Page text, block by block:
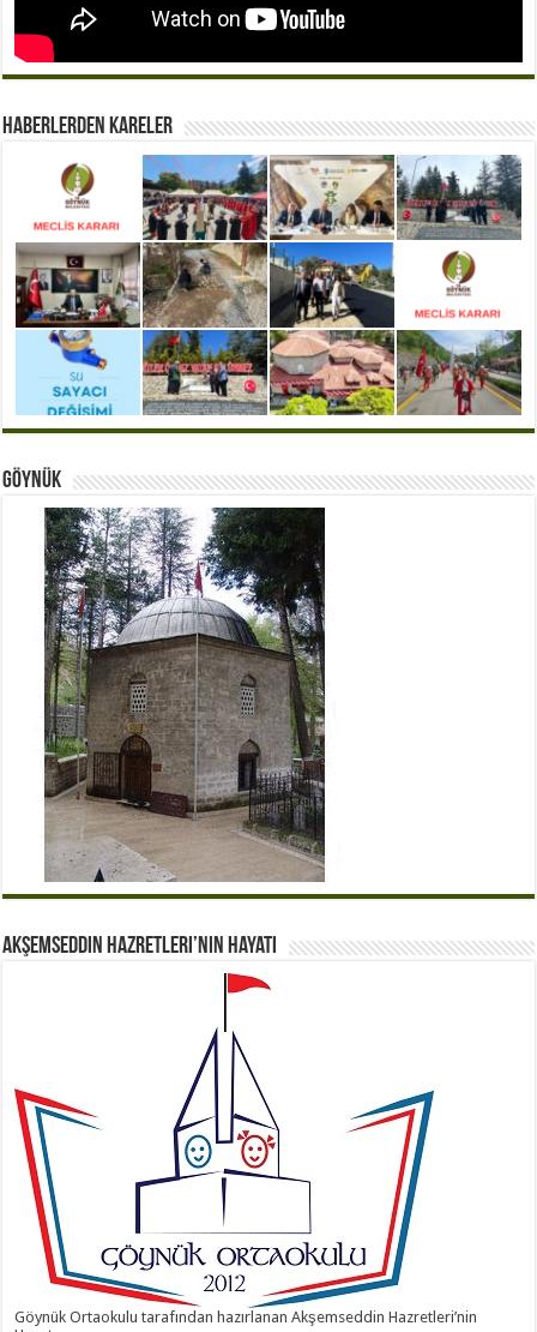
Haberlerden Kareler
Göynük
Akşemseddin Hazretleri’nin Hayatı
Göynük Ortaokulu tarafından hazırlanan Akşemseddin Hazretleri’nin